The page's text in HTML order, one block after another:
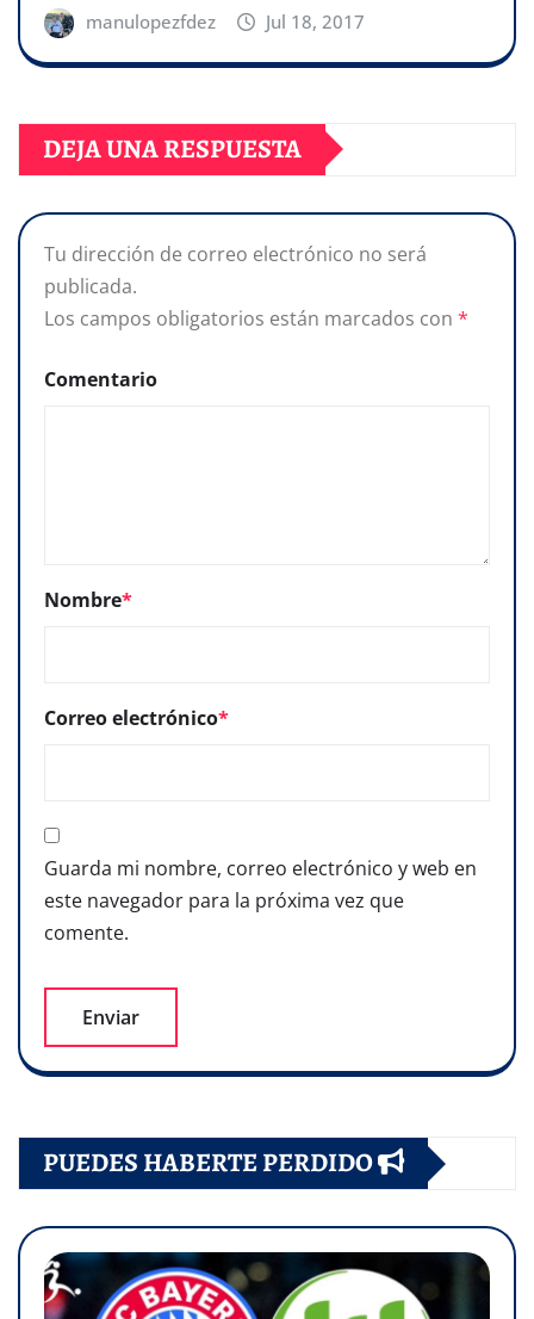
manulopezfdez Jul 18, 2017
DEJA UNA RESPUESTA
Tu dirección de correo electrónico no será
publicada.
Los campos obligatorios están marcados con *
Comentario
Nombre*
Correo electrónico*
Guarda mi nombre, correo electrónico y web en
este navegador para la próxima vez que
comente.
PUEDES HABERTE PERDIDO